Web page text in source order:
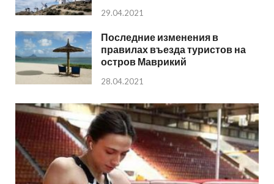
29.04.2021
Последние изменения в
правилах въезда туристов на
остров Маврикий
28.04.2021